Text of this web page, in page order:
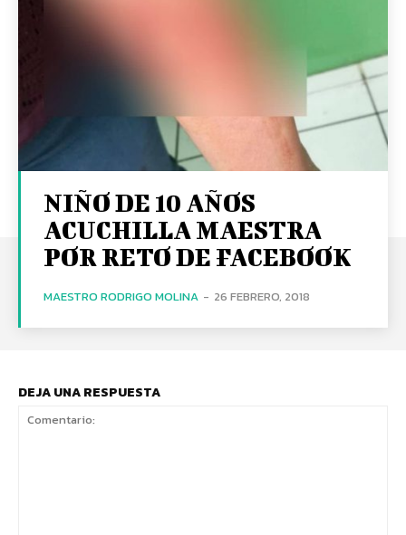
NIÑO DE 10 AÑOS
ACUCHILLA MAESTRA
POR RETO DE FACEBOOK
MAESTRO RODRIGO MOLINA - 26 FEBRERO, 2018
DEJA UNA RESPUESTA